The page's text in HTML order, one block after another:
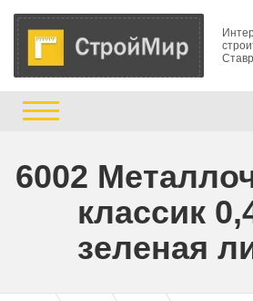
6002
классик
зеленая